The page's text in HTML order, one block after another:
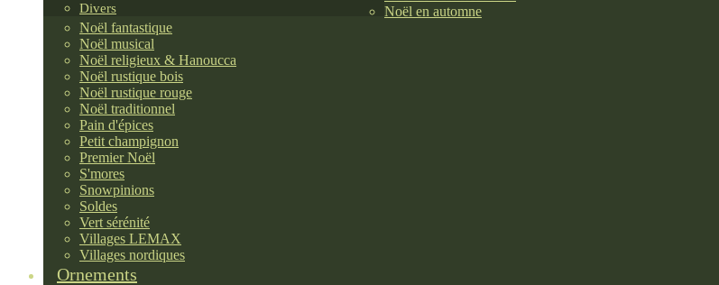
Divers
Noël en automne
Noël fantastique
Noël musical
Noël religieux & Hanoucca
Noël rustique bois
Noël rustique rouge
Noël traditionnel
Pain d'épices
Petit champignon
Premier Noël
S'mores
Snowpinions
Soldes
Vert sérénité
Villages LEMAX
Villages nordiques
Ornements